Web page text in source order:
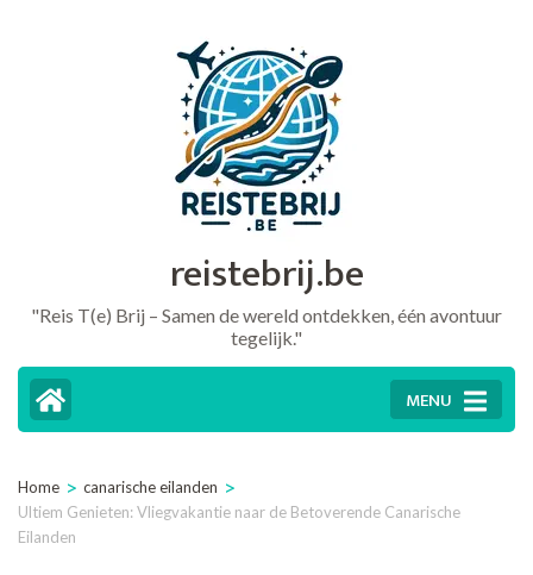
reistebrij.be
"Reis T(e) Brij – Samen de wereld ontdekken, één avontuur
tegelijk."
MENU
Home > canarische eilanden >
Ultiem Genieten: Vliegvakantie naar de Betoverende Canarische
Eilanden